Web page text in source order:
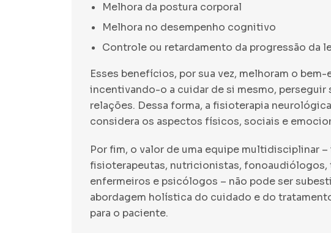
Melhora da postura corporal
Melhora no desempenho cognitivo
Controle ou retardamento da progressão da
Esses benefícios, por sua vez, melhoram o
incentivando-o a cuidar de si mesmo,
relações. Dessa forma, a fisioterapia
considera os aspectos físicos, sociais e
Por fim, o valor de uma equipe multidisciplinar
fisioterapeutas, nutricionistas, fonoaudiólogos,
enfermeiros e psicólogos – não pode ser
abordagem holística do cuidado e do
para o paciente.